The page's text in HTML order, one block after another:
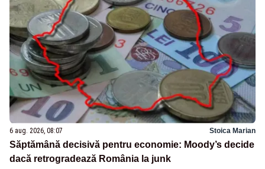
6 aug. 2026, 08:07 Stoica Marian
Săptămână decisivă pentru economie: Moody’s decide
dacă retrogradează România la junk